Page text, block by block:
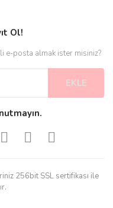
Ol!
e-posta almak ister misiniz?
EKLE
256bit SSL sertifikası ile